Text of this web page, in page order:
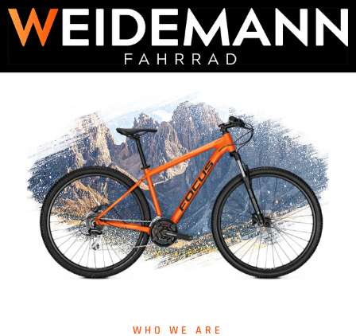
WHO WE ARE